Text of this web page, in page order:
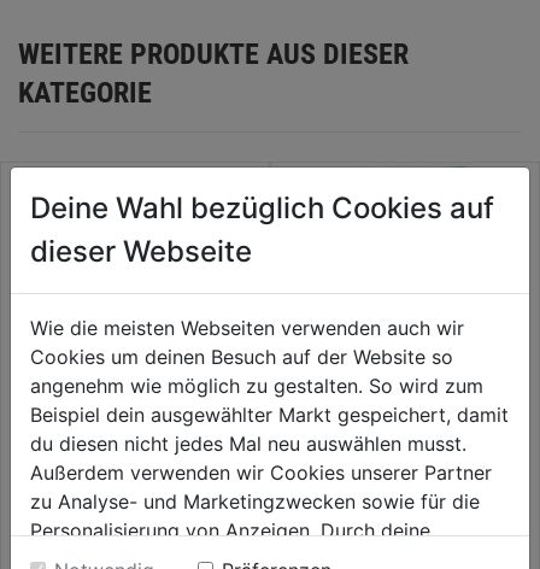
WEITERE PRODUKTE AUS DIESER
KATEGORIE
Anzündkamin Maße: ca. Ø16
H27cm
0.0 (0)
0.0
Grillbriketts Blackstone 5 kg
0.0 (0)
0.0
Deine Wahl bezüglich Cookies auf
dieser Webseite
Wie die meisten Webseiten verwenden auch wir
Cookies um deinen Besuch auf der Website so
angenehm wie möglich zu gestalten. So wird zum
Beispiel dein ausgewählter Markt gespeichert, damit
du diesen nicht jedes Mal neu auswählen musst.
Außerdem verwenden wir Cookies unserer Partner
zu Analyse- und Marketingzwecken sowie für die
Personalisierung von Anzeigen. Durch deine
Einwilligung werden die Daten von Drittanbieter,